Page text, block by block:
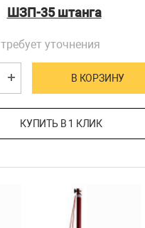
ШЗП-35 штанга
требует уточнения
В КОРЗИНУ
КУПИТЬ В 1 КЛИК